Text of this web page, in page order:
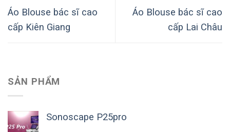
Áo Blouse bác sĩ cao
cấp Kiên Giang
Áo Blouse bác sĩ cao
cấp Lai Châu
SẢN PHẨM
Sonoscape P25pro